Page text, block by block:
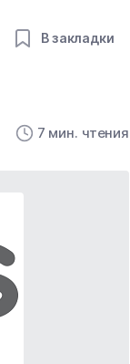
В закладки
7 мин. чтения